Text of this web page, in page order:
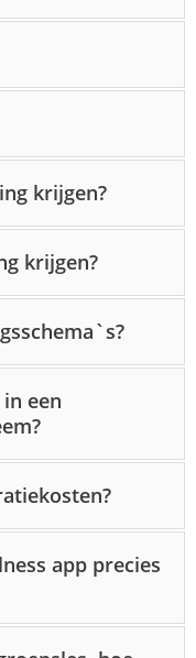
krijgen?
krijgen?
een
app precies